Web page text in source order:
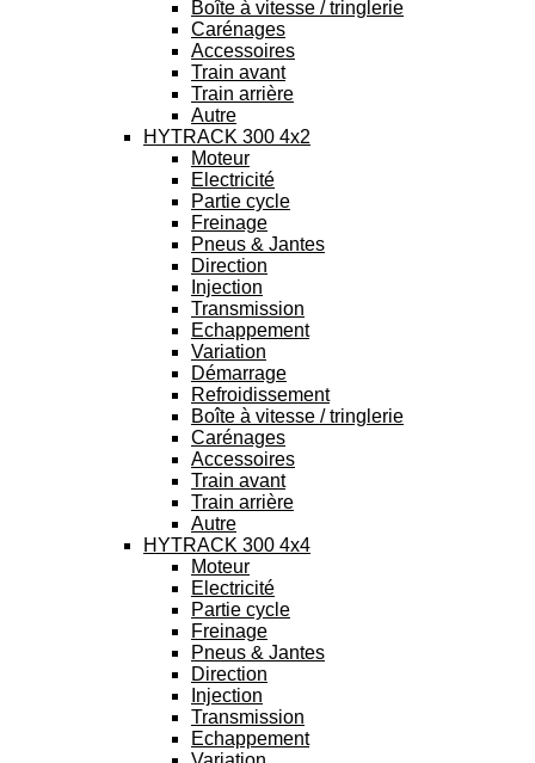
Boîte à vitesse / tringlerie
Carénages
Accessoires
Train avant
Train arrière
Autre
HYTRACK 300 4x2
Moteur
Electricité
Partie cycle
Freinage
Pneus & Jantes
Direction
Injection
Transmission
Echappement
Variation
Démarrage
Refroidissement
Boîte à vitesse / tringlerie
Carénages
Accessoires
Train avant
Train arrière
Autre
HYTRACK 300 4x4
Moteur
Electricité
Partie cycle
Freinage
Pneus & Jantes
Direction
Injection
Transmission
Echappement